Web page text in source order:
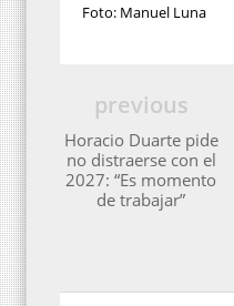
Foto: Manuel Luna
previous
Horacio Duarte pide
no distraerse con el
2027: “Es momento
de trabajar”